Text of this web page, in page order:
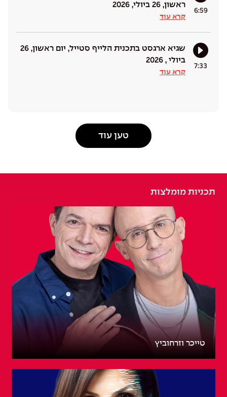
6:59
ראשון, 26 ביולי, 2026
קרא עוד
7:33
שגיא ארגסט בתכנית הלייף סטייל, יום ראשון, 26
ביולי , 2026
קרא עוד
טען עוד
תכניות מומלצות
טייכר וזרחוביץ